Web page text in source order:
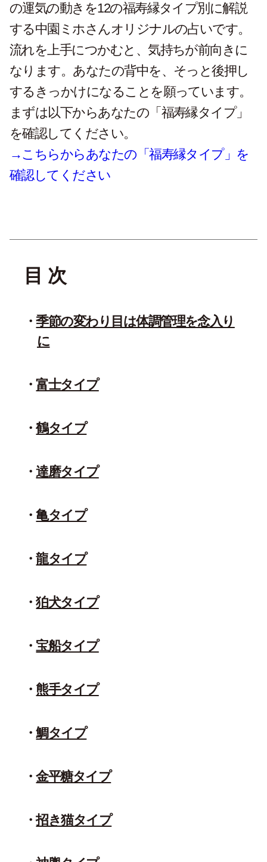
の運気の動きを12の福寿縁タイプ別に解説
する中園ミホさんオリジナルの占いです。
流れを上手につかむと、気持ちが前向きに
なります。あなたの背中を、そっと後押し
するきっかけになることを願っています。
まずは以下からあなたの「福寿縁タイプ」
を確認してください。
→こちらからあなたの「福寿縁タイプ」を
確認してください
目 次
季節の変わり目は体調管理を念入り
に
富士タイプ
鶴タイプ
達磨タイプ
亀タイプ
龍タイプ
狛犬タイプ
宝船タイプ
熊手タイプ
鯛タイプ
金平糖タイプ
招き猫タイプ